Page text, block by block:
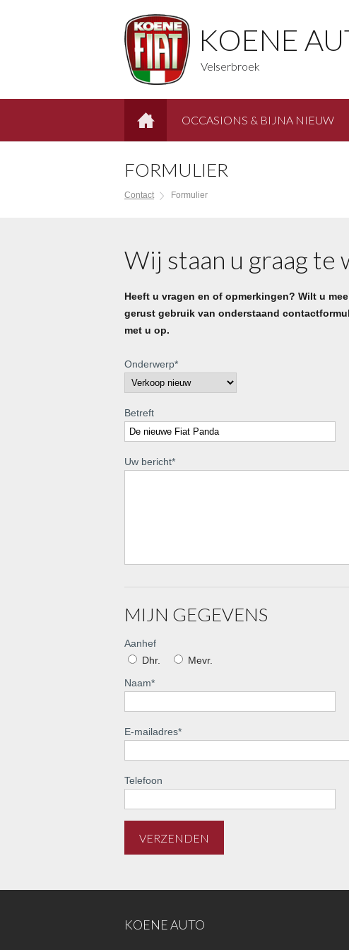
KOENE
Velserbroek
OCCASIONS & BIJNA NIEUW
FORMULIER
Contact Formulier
Wij staan u graag te
Heeft u vragen en of opmerkingen? Wilt u
gerust gebruik van onderstaand
met u op.
Onderwerp*
Betreft
Uw bericht*
MIJN GEGEVENS
Aanhef
Dhr.
Mevr.
Naam*
E-mailadres*
Telefoon
KOENE AUTO